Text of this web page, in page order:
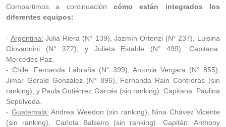
Compartimos a continuación cómo están integrados los
diferentes equipos:
- Argentina: Julia Riera (N° 139), Jazmín Ortenzi (N° 237), Luisina
Giovannini (N° 372), y Julieta Estable (N° 499). Capitana:
Mercedes Paz.
- Chile: Fernanda Labraña (N° 399), Antonia Vergara (N° 855),
Jimar Gerald González (N° 896), Fernanda Rain Contreras (sin
ranking), y Paula Gutiérrez Garcés (sin ranking). Capitana: Paulina
Sepúlveda.
- Guatemala: Andrea Weedon (sin ranking), Nina Chávez Vicente
(sin ranking), Carlota Balseiro (sin ranking). Capitán: Anthony